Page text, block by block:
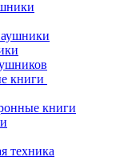
книги
книги